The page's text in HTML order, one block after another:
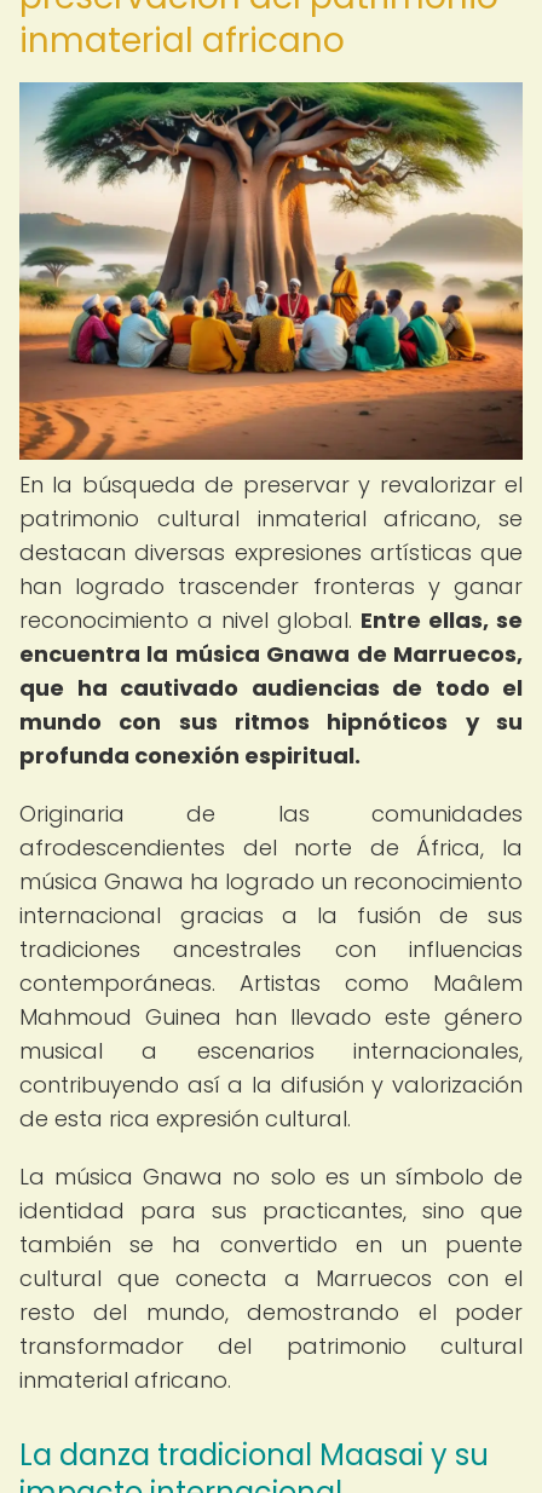
inmaterial africano
En la búsqueda de preservar y revalorizar el
patrimonio cultural inmaterial africano, se
destacan diversas expresiones artísticas que
han logrado trascender fronteras y ganar
reconocimiento a nivel global. Entre ellas, se
encuentra la música Gnawa de Marruecos,
que ha cautivado audiencias de todo el
mundo con sus ritmos hipnóticos y su
profunda conexión espiritual.
Originaria de las comunidades
afrodescendientes del norte de África, la
música Gnawa ha logrado un reconocimiento
internacional gracias a la fusión de sus
tradiciones ancestrales con influencias
contemporáneas. Artistas como Maâlem
Mahmoud Guinea han llevado este género
musical a escenarios internacionales,
contribuyendo así a la difusión y valorización
de esta rica expresión cultural.
La música Gnawa no solo es un símbolo de
identidad para sus practicantes, sino que
también se ha convertido en un puente
cultural que conecta a Marruecos con el
resto del mundo, demostrando el poder
transformador del patrimonio cultural
inmaterial africano.
La danza tradicional Maasai y su